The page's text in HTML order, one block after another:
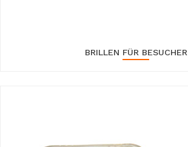
BRILLEN FÜR BESUCHER